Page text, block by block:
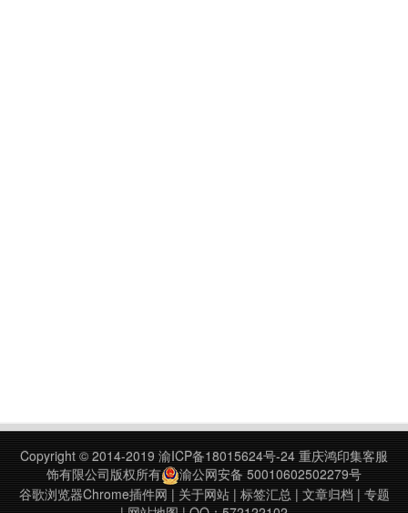
Copyright © 2014-2019 渝ICP备18015624号-24 重庆鸿印集客服
饰有限公司版权所有
渝公网安备 50010602502279号
谷歌浏览器Chrome插件网 | 关于网站| 标签汇总| 文章归档 | 专题